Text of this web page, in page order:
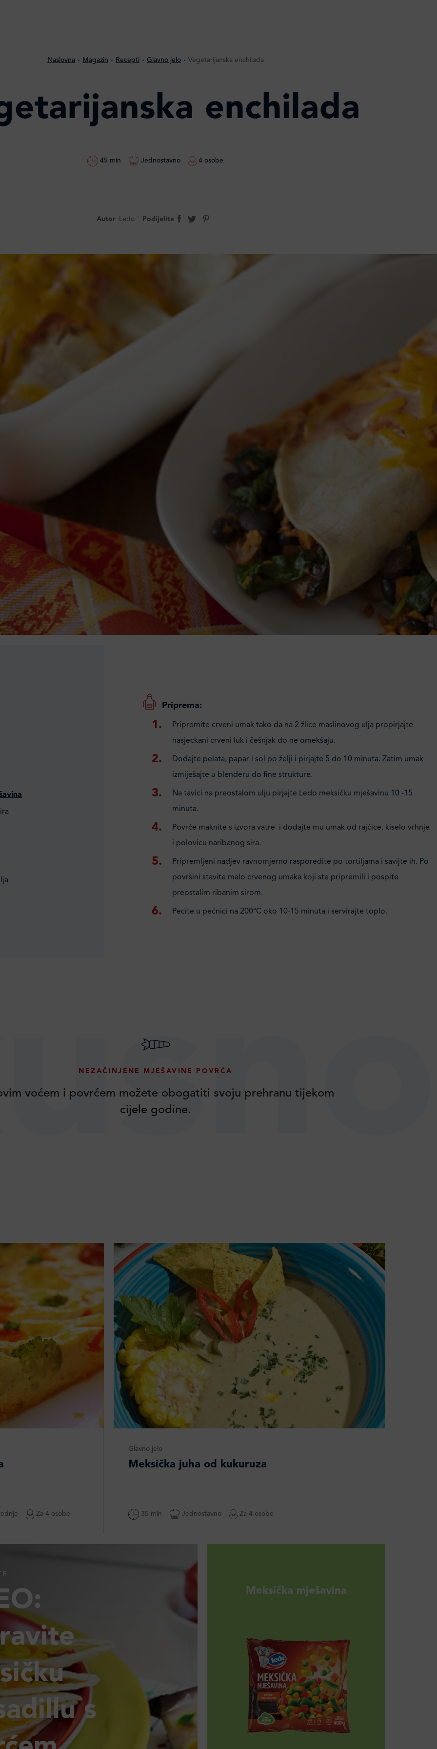
Naslovna Magazin Recepti Glavno jelo Vegetarijanska enchilada
enchilada
45 min Jednostavno 4 osobe
Autor Ledo Podijelite
Priprema:
Pripremite crveni umak tako da na 2 žlice maslinovog ulja propirjajte
nasjeckani crveni luk i češnjak do ne omekšaju.
Dodajte pelata, papar i sol po želji i pirjajte 5 do 10 minuta. Zatim umak
izmiješajte u blenderu do fine strukture.
Na tavici na preostalom ulju pirjajte Ledo meksičku mješavinu 10 -15
minuta.
Povrće maknite s izvora vatre i dodajte mu umak od rajčice, kiselo vrhnje
i polovicu naribanog sira.
Pripremljeni nadjev ravnomjerno rasporedite po tortiljama i savijte ih. Po
površini stavite malo crvenog umaka koji ste pripremili i pospite
preostalim ribanim sirom.
Pecite u pećnici na 200°C oko 10-15 minuta i servirajte toplo.
NEZAČINJENE MJEŠAVINE POVRĆA
voćem i povrćem možete obogatiti svoju prehranu tijekom
cijele godine.
Za 4 osobe
Glavno jelo
Meksička juha od kukuruza
35 min Jednostavno Za 4 osobe
s
Meksička mješavina